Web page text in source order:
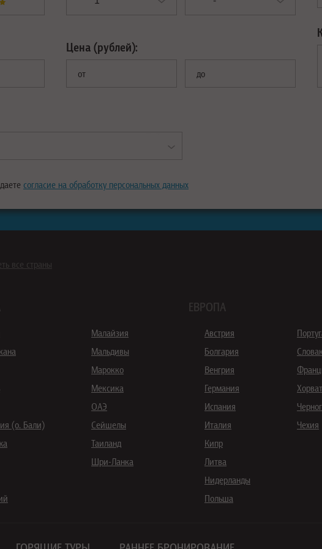
Цена (рублей):
от до
согласие на обработку персональных данных
все страны
(о. Бали)
Малайзия
Мальдивы
Марокко
Мексика
ОАЭ
Сейшелы
Таиланд
Шри-Ланка
ЕВРОПА
Австрия
Болгария
Венгрия
Германия
Испания
Италия
Кипр
Литва
Нидерланды
Польша
Чехия